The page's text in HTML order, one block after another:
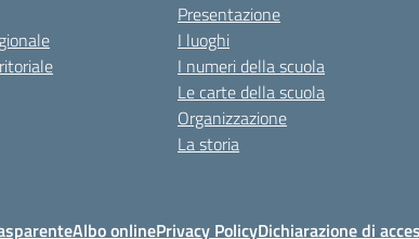
Presentazione
I luoghi
I numeri della scuola
Le carte della scuola
Organizzazione
La storia
Albo onlinePrivacy PolicyDichiarazione di